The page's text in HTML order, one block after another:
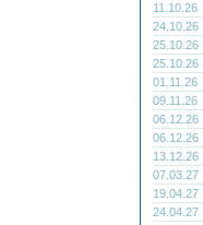
11.10.26
24.10.26
25.10.26
25.10.26
01.11.26
09.11.26
06.12.26
06.12.26
13.12.26
07.03.27
19.04.27
24.04.27